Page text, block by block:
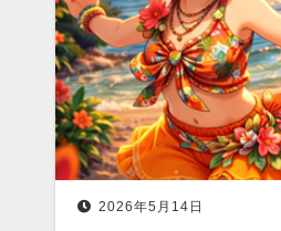
2026年5月14日